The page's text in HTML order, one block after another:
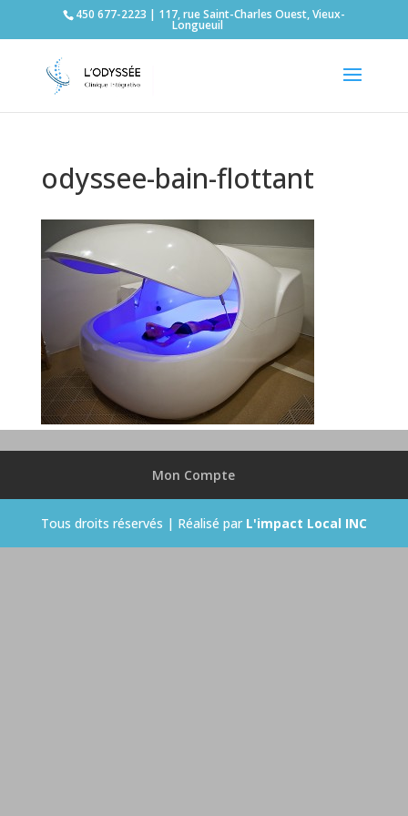
450 677-2223 | 117, rue Saint-Charles Ouest, Vieux-
Longueuil
odyssee-bain-flottant
Mon Compte
Tous droits réservés | Réalisé par L'impact Local INC